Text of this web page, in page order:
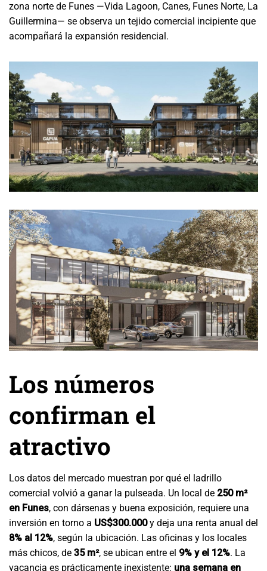
zona norte de Funes —Vida Lagoon, Canes, Funes Norte, La
Guillermina— se observa un tejido comercial incipiente que
acompañará la expansión residencial.
Los números
confirman el
atractivo
Los datos del mercado muestran por qué el ladrillo
comercial volvió a ganar la pulseada. Un local de 250 m²
en Funes, con dársenas y buena exposición, requiere una
inversión en torno a US$300.000y deja una renta anual del
8% al 12%, según la ubicación. Las oficinas y los locales
más chicos, de 35 m², se ubican entre el 9% y el 12%. La
vacancia es prácticamente inexistente: una semana en